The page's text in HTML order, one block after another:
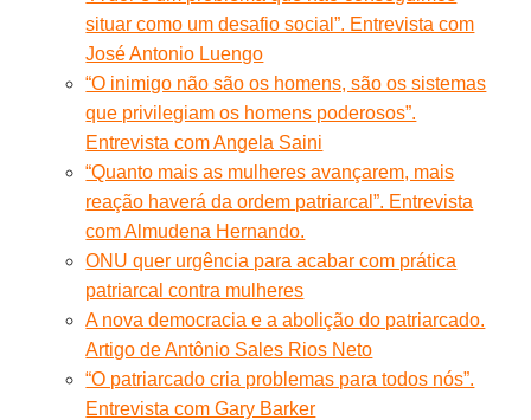
situar como um desafio social”. Entrevista com
José Antonio Luengo
“O inimigo não são os homens, são os sistemas
que privilegiam os homens poderosos”.
Entrevista com Angela Saini
“Quanto mais as mulheres avançarem, mais
reação haverá da ordem patriarcal”. Entrevista
com Almudena Hernando.
ONU quer urgência para acabar com prática
patriarcal contra mulheres
A nova democracia e a abolição do patriarcado.
Artigo de Antônio Sales Rios Neto
“O patriarcado cria problemas para todos nós”.
Entrevista com Gary Barker